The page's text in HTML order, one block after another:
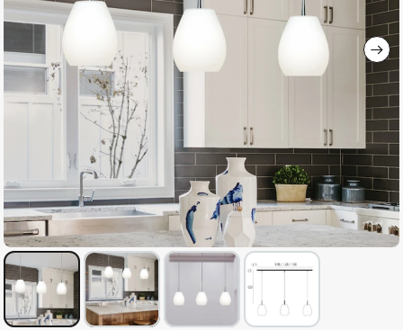
gallery